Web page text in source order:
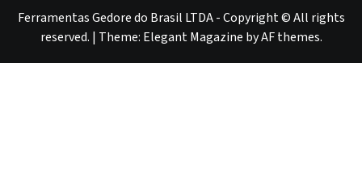
Ferramentas Gedore do Brasil LTDA - Copyright © All rights
reserved. | Theme: Elegant Magazine byAF themes.